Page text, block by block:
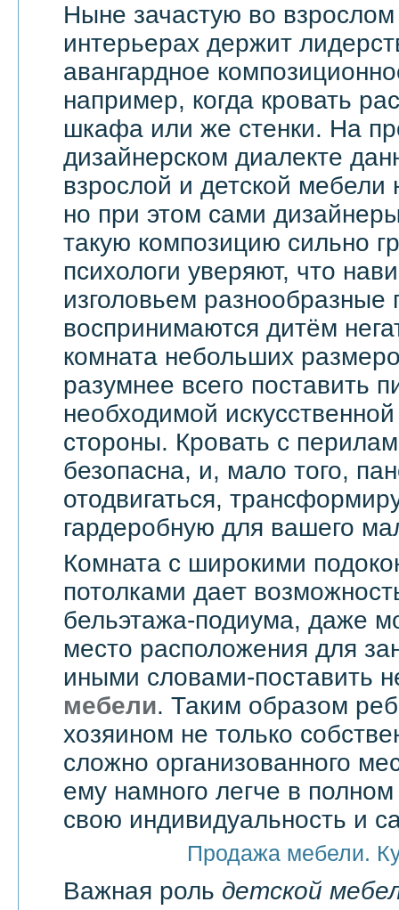
Ныне зачастую во
интерьерах держит
авангардное
например, когда кровать
шкафа или же стенки. На
дизайнерском диалекте
взрослой и детской
но при этом сами
такую композицию сильно
психологи уверяют, что
изголовьем разнообразные
воспринимаются дитём
комната небольших
разумнее всего поставить
необходимой
стороны. Кровать с
безопасна, и, мало того,
отодвигаться,
гардеробную для вашего
Комната с широкими
потолками дает
бельэтажа-подиума, даже
место расположения для
иными словами-поставить
мебели. Таким образом
хозяином не только
сложно организованного
ему намного легче в
свою индивидуальность и
Продажа мебели.
Важная роль детской